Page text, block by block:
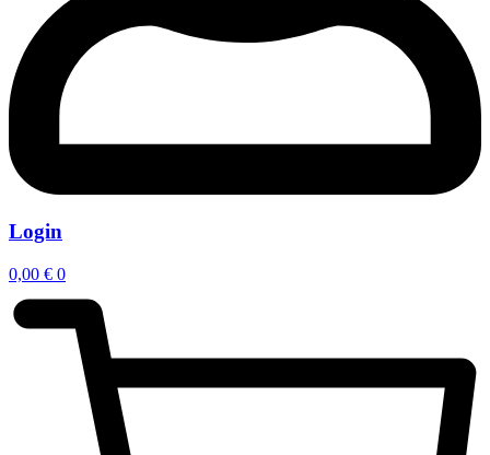
Login
0,00 € 0